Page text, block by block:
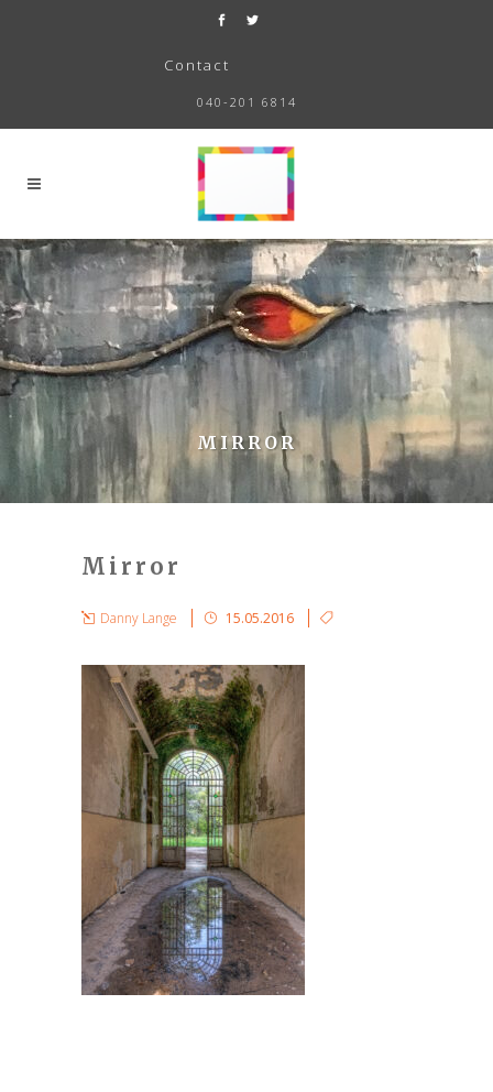
Contact
040-201 6814
MIRROR
Mirror
Danny Lange 15.05.2016